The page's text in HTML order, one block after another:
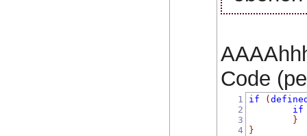
Code
1
2
3
4
if (
if
}
}